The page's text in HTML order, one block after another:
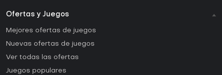
Ofertas y Juegos
Mejores ofertas de juegos
Nuevas ofertas de juegos
Ver todas las ofertas
Juegos populares